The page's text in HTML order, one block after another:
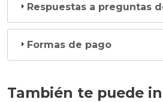
Respuestas a preguntas
Formas de pago
También te puede